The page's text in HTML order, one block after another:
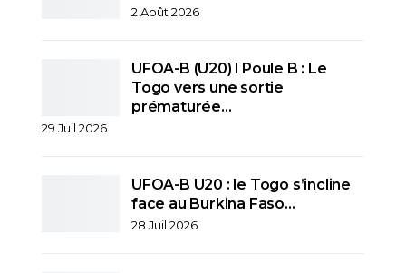
2 Août 2026
UFOA-B (U20) l Poule B : Le
Togo vers une sortie
prématurée…
29 Juil 2026
UFOA-B U20 : le Togo s’incline
face au Burkina Faso…
28 Juil 2026